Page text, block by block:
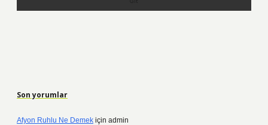
Son yorumlar
Afyon Ruhlu Ne Demek için admin